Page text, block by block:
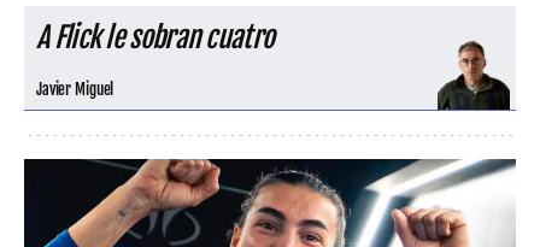
A Flick le sobran cuatro
Javier Miguel